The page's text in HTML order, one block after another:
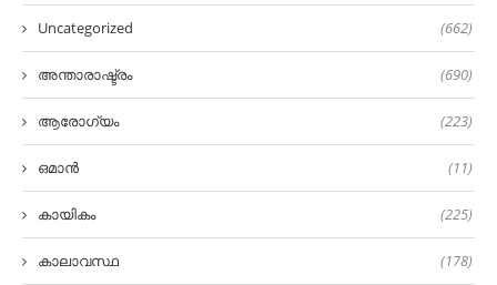
Uncategorized (662)
അന്താരാഷ്ട്രം (690)
ആരോഗ്യം (223)
ഒമാൻ (11)
കായികം (225)
കാലാവസ്ഥ (178)